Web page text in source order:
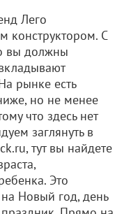
Лего
конструктором. С
вы должны
рынке есть
но не менее
что здесь нет
заглянуть в
тут вы найдете
Это
Новый год, день